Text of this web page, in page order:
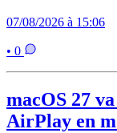
07/08/2026 à 15:06
• 0
macOS 27
AirPlay en